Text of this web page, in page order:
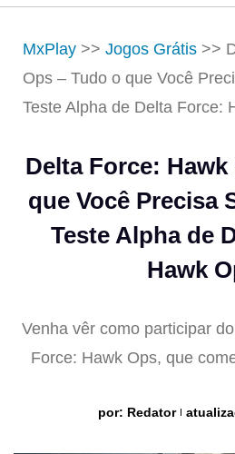
MxPlay >> Jogos Grátis >>
Ops – Tudo o que Você
Teste Alpha de Delta Force:
Delta Force:
que Você Precisa
Teste Alpha de
Hawk
Venha vêr como participar
Force: Hawk Ops, que
por: Redator